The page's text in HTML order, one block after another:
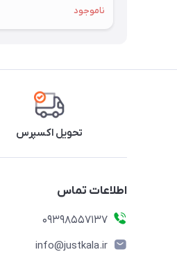
ناموجود
تحویل اکسپرس
اطلاعات تماس
09398557137
info@justkala.ir